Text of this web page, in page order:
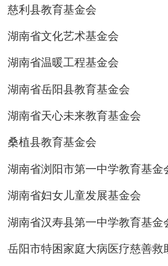
慈利县教育基金会
湖南省文化艺术基金会
湖南省温暖工程基金会
湖南省岳阳县教育基金会
湖南省天心未来教育基金会
桑植县教育基金会
湖南省浏阳市第一中学教育基金
湖南省妇女儿童发展基金会
湖南省汉寿县第一中学教育基金
岳阳市特困家庭大病医疗慈善救